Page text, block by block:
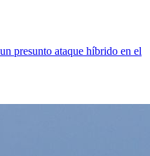
presunto ataque híbrido en el